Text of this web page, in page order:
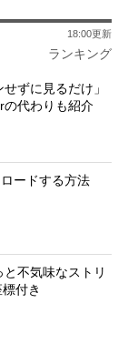
ランキング
18:00更新
ずに見るだけ」
の代わりも紹介
ードする方法
不気味なストリ
付き